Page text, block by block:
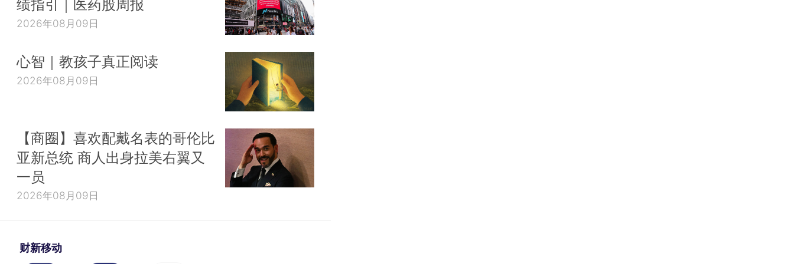
绩指引｜医药股周报
2026年08月09日
心智｜教孩子真正阅读
2026年08月09日
【商圈】喜欢配戴名表的哥伦比
亚新总统 商人出身拉美右翼又
一员
2026年08月09日
财新移动